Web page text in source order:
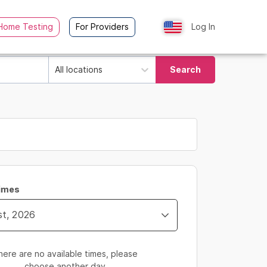
Testing For Providers Log In
All locations Search
are no available times, please